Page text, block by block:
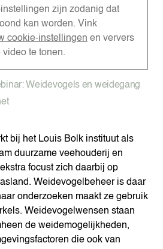
zijn zodanig dat
kan worden. Vink
cookie-instellingen en ververs
te tonen.
Weidevogels en weidegang
bij het Louis Bolk instituut als
duurzame veehouderij en
focust zich daarbij op
Weidevogelbeheer is daar
onderzoeken maakt ze gebruik
Weidevogelwensen staan
de weidemogelijkheden,
die ook van